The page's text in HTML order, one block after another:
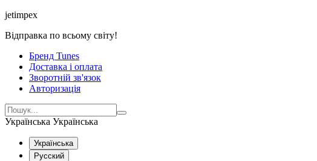
jetimpex
Відправка по всьому світу!
Бренд Tunes
Доставка і оплата
Зворотній зв'язок
Авторизація
Українська Українська
Українська
Русский